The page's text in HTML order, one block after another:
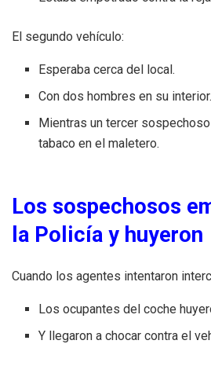
El segundo vehículo:
Esperaba cerca del local.
Con dos hombres en su interior.
Mientras un tercer
tabaco en el maletero.
Los sospechosos
la Policía y huyeron
Cuando los agentes intentaron
Los ocupantes del coche
Y llegaron a chocar contra el